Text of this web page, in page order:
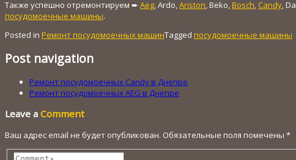
Также успешно отремонтируем ➨ Aeg, Ardo,Ariston, Beko, Bosch, Candy,
посудомоечные машины.
Posted in Ремонт посудомоечных машинTagged посудомоечные машины
Post navigation
Ремонт посудомоечных Candy в Днепре
Ремонт посудомоечных AEG в Днепре
Leave a Comment
Ваш адрес email не будет опубликован. Обязательные поля помечены *